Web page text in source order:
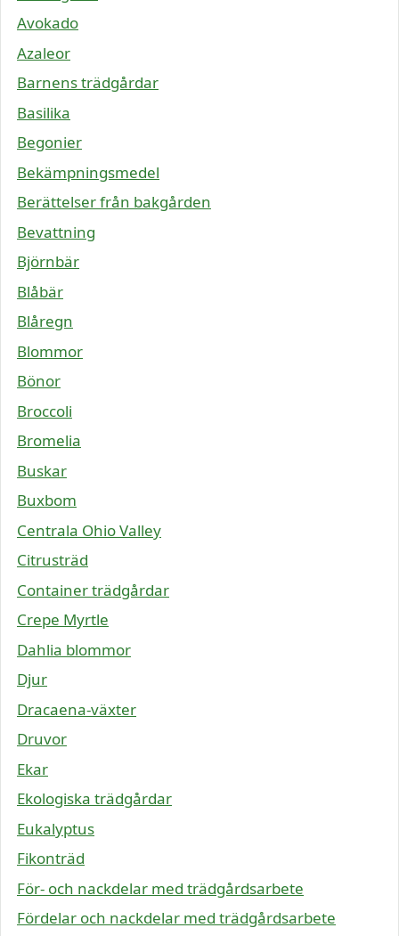
Avokado
Azaleor
Barnens trädgårdar
Basilika
Begonier
Bekämpningsmedel
Berättelser från bakgården
Bevattning
Björnbär
Blåbär
Blåregn
Blommor
Bönor
Broccoli
Bromelia
Buskar
Buxbom
Centrala Ohio Valley
Citrusträd
Container trädgårdar
Crepe Myrtle
Dahlia blommor
Djur
Dracaena-växter
Druvor
Ekar
Ekologiska trädgårdar
Eukalyptus
Fikonträd
För- och nackdelar med trädgårdsarbete
Fördelar och nackdelar med trädgårdsarbete